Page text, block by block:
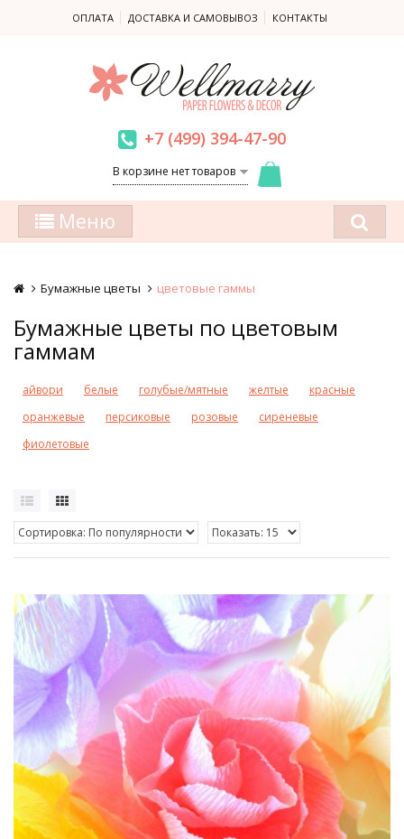
ОПЛАТА ДОСТАВКА И САМОВЫВОЗ КОНТАКТЫ
+7 (499) 394-47-90
В корзине нет товаров
Меню
Бумажные цветы цветовые гаммы
Бумажные цветы по цветовым
гаммам
айвори белые голубые/мятные желтые
красные
оранжевые
персиковые розовые
сиреневые
фиолетовые